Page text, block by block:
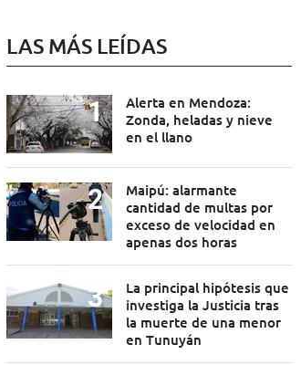
LAS MÁS LEÍDAS
Alerta en Mendoza:
Zonda, heladas y nieve
en el llano
Maipú: alarmante
cantidad de multas por
exceso de velocidad en
apenas dos horas
La principal hipótesis que
investiga la Justicia tras
la muerte de una menor
en Tunuyán